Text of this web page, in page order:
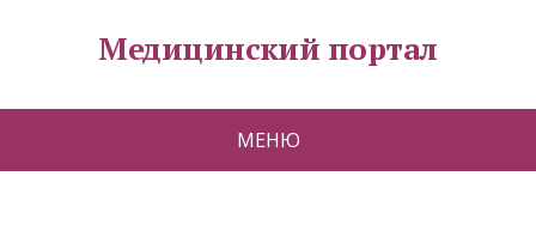
Медицинский портал
МЕНЮ